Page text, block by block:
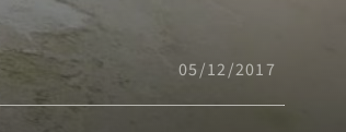
05/12/2017